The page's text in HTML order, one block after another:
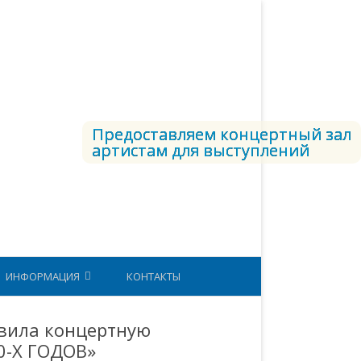
Предоставляем концертный зал
артистам для выступлений
КАБИНЕТ
ИНФОРМАЦИЯ
ЮНАРМИЯ
КОНТАКТЫ
концертную
Х ГОДОВ»